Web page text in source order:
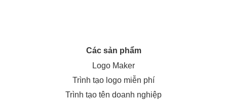
Các sản phẩm
Logo Maker
Trình tạo logo miễn phí
Trình tạo tên doanh nghiệp